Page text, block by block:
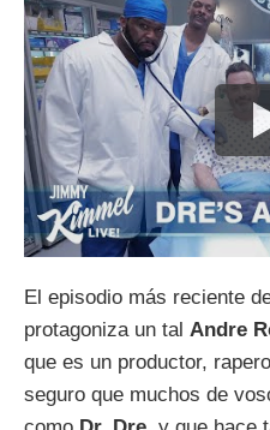
El episodio más reciente
protagoniza un tal Andre
que es un productor,
seguro que muchos de